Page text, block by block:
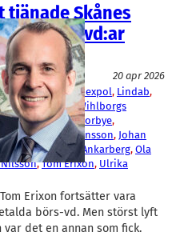
tjänade Skånes
börs-vd:ar
20 apr 2026
Ref, Boozt, Hexpol, Lindab
, Trelleborg, Wihlborgs
, Christopher Norbye
, Jesper Göransson, Johan
, Mattias Ankarberg, Ola
, Tom Erixon, Ulrika
Erixon fortsätter vara
börs-vd. Men störst lyft
var det en annan som fick.